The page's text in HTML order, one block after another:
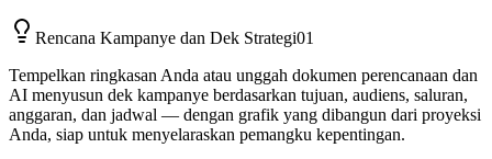
Rencana Kampanye dan Dek Strategi01
Tempelkan ringkasan Anda atau unggah dokumen perencanaan dan
AI menyusun dek kampanye berdasarkan tujuan, audiens, saluran,
anggaran, dan jadwal — dengan grafik yang dibangun dari proyeksi
Anda, siap untuk menyelaraskan pemangku kepentingan.